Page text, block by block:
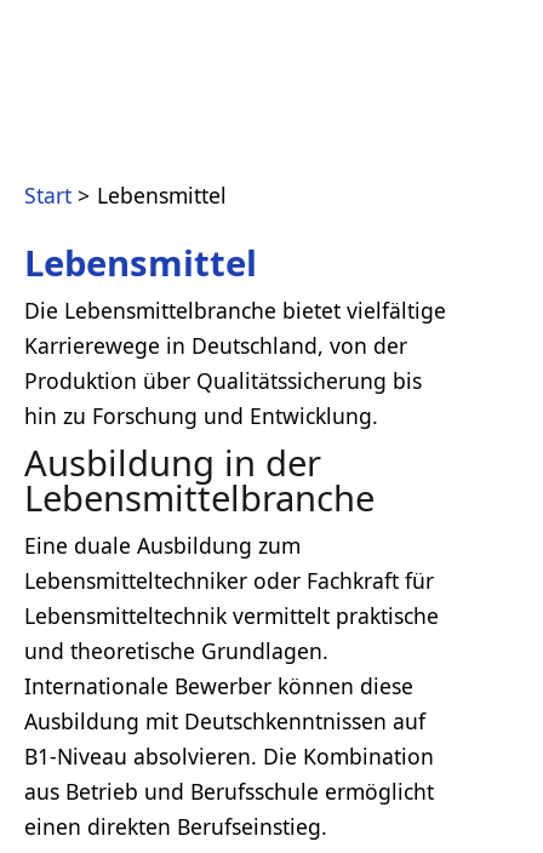
Start Lebensmittel
Lebensmittel
Die Lebensmittelbranche bietet vielfältige
Karrierewege in Deutschland, von der
Produktion über Qualitätssicherung bis
hin zu Forschung und Entwicklung.
Ausbildung in der
Lebensmittelbranche
Eine duale Ausbildung zum
Lebensmitteltechniker oder Fachkraft für
Lebensmitteltechnik vermittelt praktische
und theoretische Grundlagen.
Internationale Bewerber können diese
Ausbildung mit Deutschkenntnissen auf
B1-Niveau absolvieren. Die Kombination
aus Betrieb und Berufsschule ermöglicht
einen direkten Berufseinstieg.